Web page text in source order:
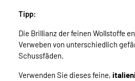
Tipp:
Die Brillianz der feinen Wollstoffe
Verweben von unterschiedlich
Schussfäden.
Verwenden Sie dieses feine,